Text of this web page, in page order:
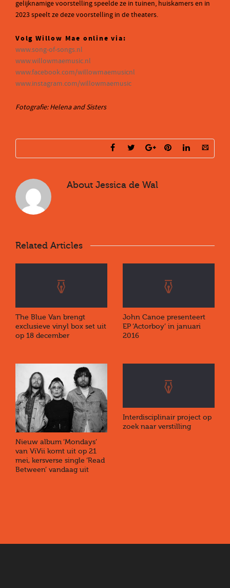
gelijknamige voorstelling speelde ze in tuinen, huiskamers en in
2023 speelt ze deze voorstelling in de theaters.
Volg Willow Mae online via:
www.song-of-songs.nl
www.willowmaemusic.nl
www.facebook.com/willowmaemusicnl
www.instagram.com/willowmaemusic
Fotografie: Helena and Sisters
About Jessica de Wal
Related Articles
The Blue Van brengt
exclusieve vinyl box set uit
op 18 december
John Canoe presenteert
EP ‘Actorboy’ in januari
2016
Nieuw album ‘Mondays’
van ViVii komt uit op 21
mei, kersverse single ‘Read
Between’ vandaag uit
Interdisciplinair project op
zoek naar verstilling